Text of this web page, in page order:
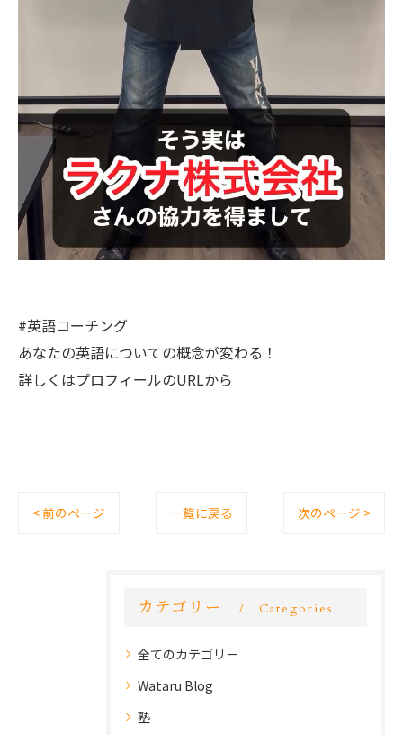
#英語コーチング
あなたの英語についての概念が変わる！
詳しくはプロフィールのURLから
< 前のページ 一覧に戻る 次のページ >
カテゴリー Categories
全てのカテゴリー
Wataru Blog
塾